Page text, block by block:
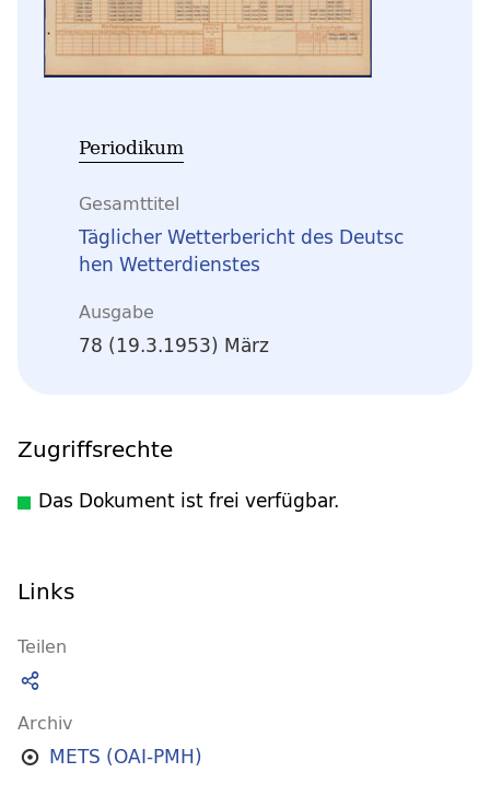
Periodikum
Gesamttitel
Täglicher Wetterbericht des Deutsc
hen Wetterdienstes
Ausgabe
78 (19.3.1953) März
Zugriffsrechte
Das Dokument ist frei verfügbar.
Links
Teilen
Archiv
METS (OAI-PMH)